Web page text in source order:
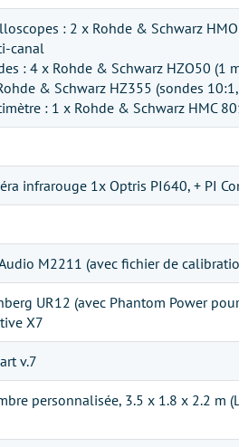
: 2 x Rohde & Schwarz HMO
canal
: 4 x Rohde & Schwarz HZO50 (1
& Schwarz HZ355 (sondes 10:1,
: 1 x Rohde & Schwarz HMC
infrarouge 1x Optris PI640, + PI
M2211 (avec fichier de
UR12 (avec Phantom Power pour
X7
v.7
personnalisée, 3.5 x 1.8 x 2.2 m